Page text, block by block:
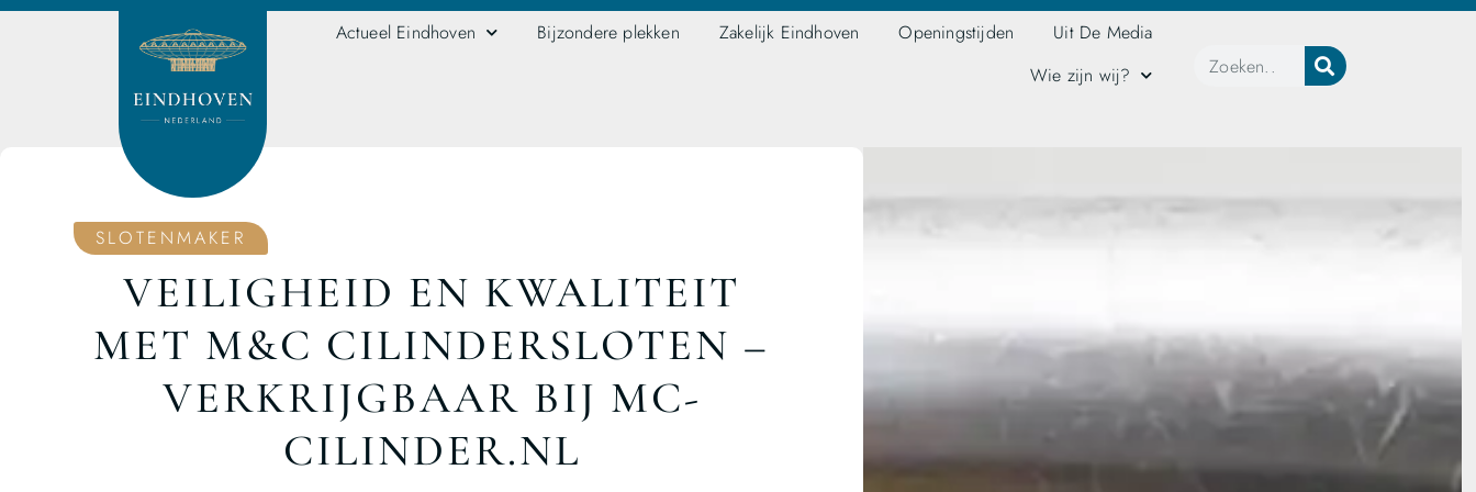
Actueel Eindhoven Bijzondere plekken Zakelijk Eindhoven Openingstijden
Uit De Media
Wie zijn wij?
SLOTENMAKER
VEILIGHEID EN KWALITEIT
MET M&C CILINDERSLOTEN –
VERKRIJGBAAR BIJ MC-
CILINDER.NL